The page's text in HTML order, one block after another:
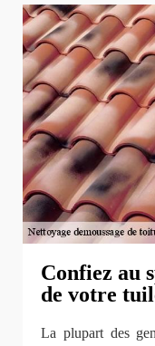
Confiez au
de votre
La plupart des